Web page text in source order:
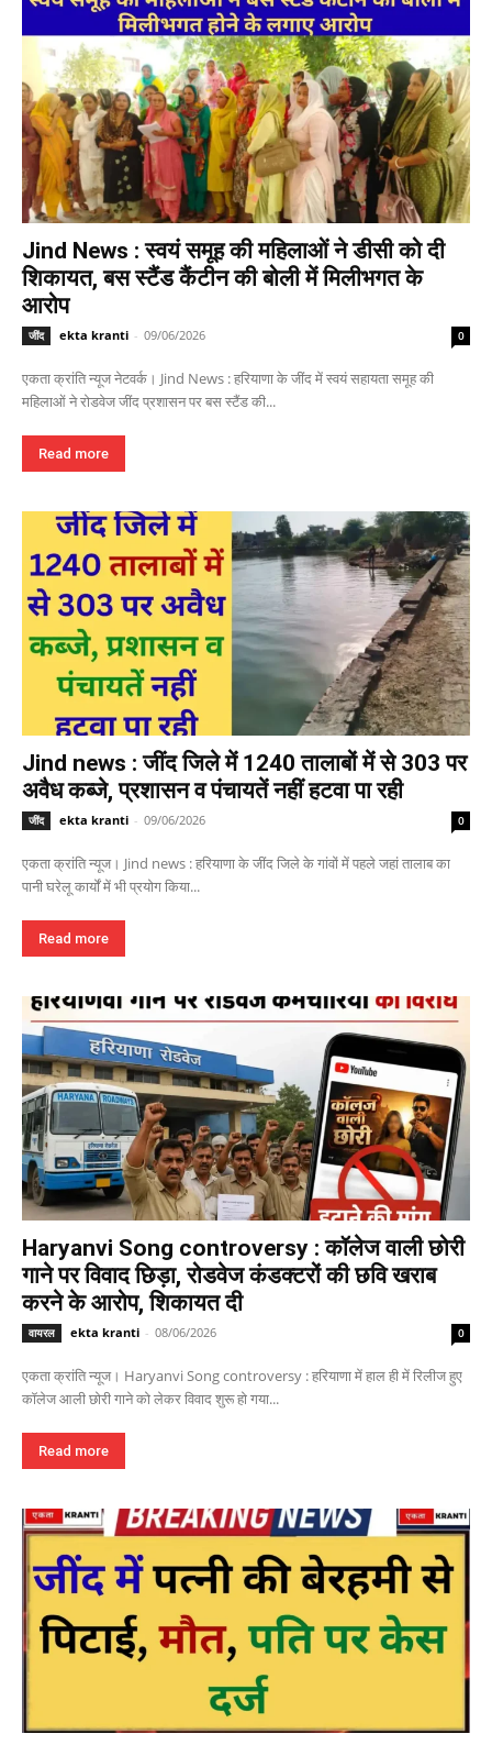
Jind News : स्वयं समूह की महिलाओं ने डीसी को दी
शिकायत, बस स्टैंड कैंटीन की बोली में मिलीभगत के
आरोप
जींद ekta kranti - 09/06/2026 0
एकता क्रांति न्यूज नेटवर्क। Jind News : हरियाणा के जींद में स्वयं सहायता समूह की
महिलाओं ने रोडवेज जींद प्रशासन पर बस स्टैंड की...
Read more
Jind news : जींद जिले में 1240 तालाबों में से 303 पर
अवैध कब्जे, प्रशासन व पंचायतें नहीं हटवा पा रही
जींद ekta kranti - 09/06/2026 0
एकता क्रांति न्यूज। Jind news : हरियाणा के जींद जिले के गांवों में पहले जहां तालाब का
पानी घरेलू कार्यों में भी प्रयोग किया...
Read more
Haryanvi Song controversy : कॉलेज वाली छोरी
गाने पर विवाद छिड़ा, रोडवेज कंडक्टरों की छवि खराब
करने के आरोप, शिकायत दी
वायरल ekta kranti - 08/06/2026 0
एकता क्रांति न्यूज। Haryanvi Song controversy : हरियाणा में हाल ही में रिलीज हुए
कॉलेज आली छोरी गाने को लेकर विवाद शुरू हो गया...
Read more